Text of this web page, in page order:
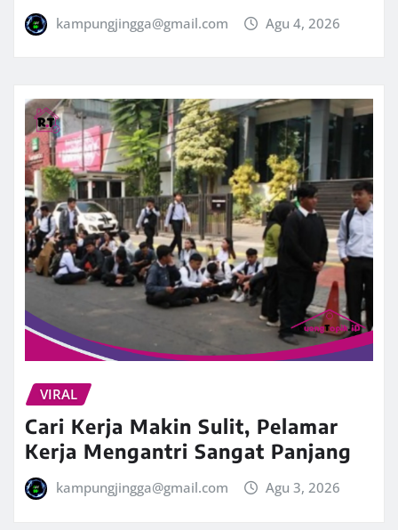
kampungjingga@gmail.com Agu 4, 2026
VIRAL
Cari Kerja Makin Sulit, Pelamar
Kerja Mengantri Sangat Panjang
kampungjingga@gmail.com Agu 3, 2026